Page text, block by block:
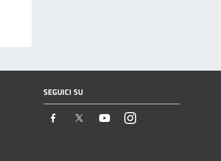
SEGUICI SU
Facebook Twitter YoutubeInstagram